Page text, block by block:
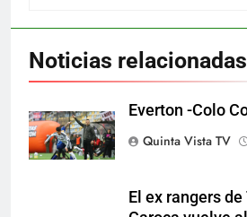
Noticias relacionadas
Everton -Colo
Quinta Vista TV
El ex rangers